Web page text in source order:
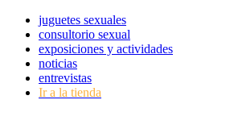
juguetes sexuales
consultorio sexual
exposiciones y actividades
noticias
entrevistas
Ir a la tienda